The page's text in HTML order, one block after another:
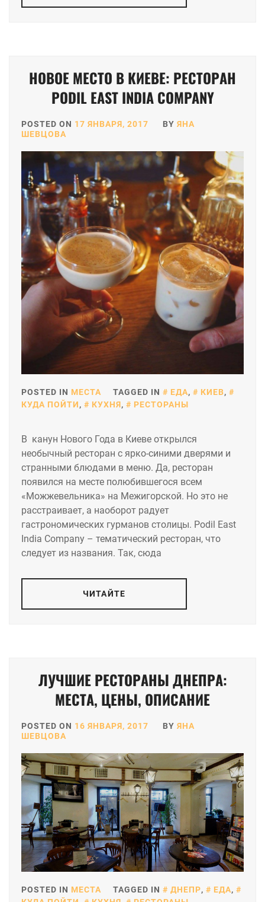
НОВОЕ МЕСТО В КИЕВЕ: РЕСТОРАН
PODIL EAST INDIA COMPANY
POSTED ON 17 ЯНВАРЯ, 2017 BY ЯНА
ШЕВЦОВА
POSTED IN МЕСТА TAGGED IN ЕДА, КИЕВ,
КУДА ПОЙТИ, КУХНЯ, РЕСТОРАНЫ
В канун Нового Года в Киеве открылся
необычный ресторан с ярко-синими дверями и
странными блюдами в меню. Да, ресторан
появился на месте полюбившегося всем
«Можжевельника» на Межигорской. Но это не
расстраивает, а наоборот радует
гастрономических гурманов столицы. Podil East
India Company – тематический ресторан, что
следует из названия. Так, сюда
ЧИТАЙТЕ
ЛУЧШИЕ РЕСТОРАНЫ ДНЕПРА:
МЕСТА, ЦЕНЫ, ОПИСАНИЕ
POSTED ON 16 ЯНВАРЯ, 2017 BY ЯНА
ШЕВЦОВА
POSTED IN МЕСТА TAGGED IN ДНЕПР, ЕДА,